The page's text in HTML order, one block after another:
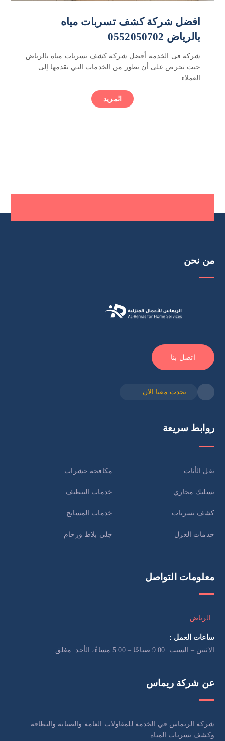
افضل شركة كشف تسربات مياه
بالرياض 0552050702
شركة فى الخدمة أفضل شركة كشف تسربات مياه بالرياض
حيث تحرص على أن تطور من الخدمات التي تقدمها إلى
العملاء...
المزيد
من نحن
اتصل بنا
تحدث معنا الان
روابط سريعة
نقل الأثاث مكافحة حشرات
تسليك مجاري خدمات التنظيف
كشف تسربات خدمات المسابح
خدمات العزل جلي بلاط ورخام
معلومات التواصل
الرياض
ساعات العمل :
الاثنين – السبت: 9:00 صباحًا – 5:00 مساءً، الأحد: مغلق
عن شركة ريماس
شركة الريماس في الخدمة للمقاولات العامة والصيانة والنظافة
وكشف تسربات المياة